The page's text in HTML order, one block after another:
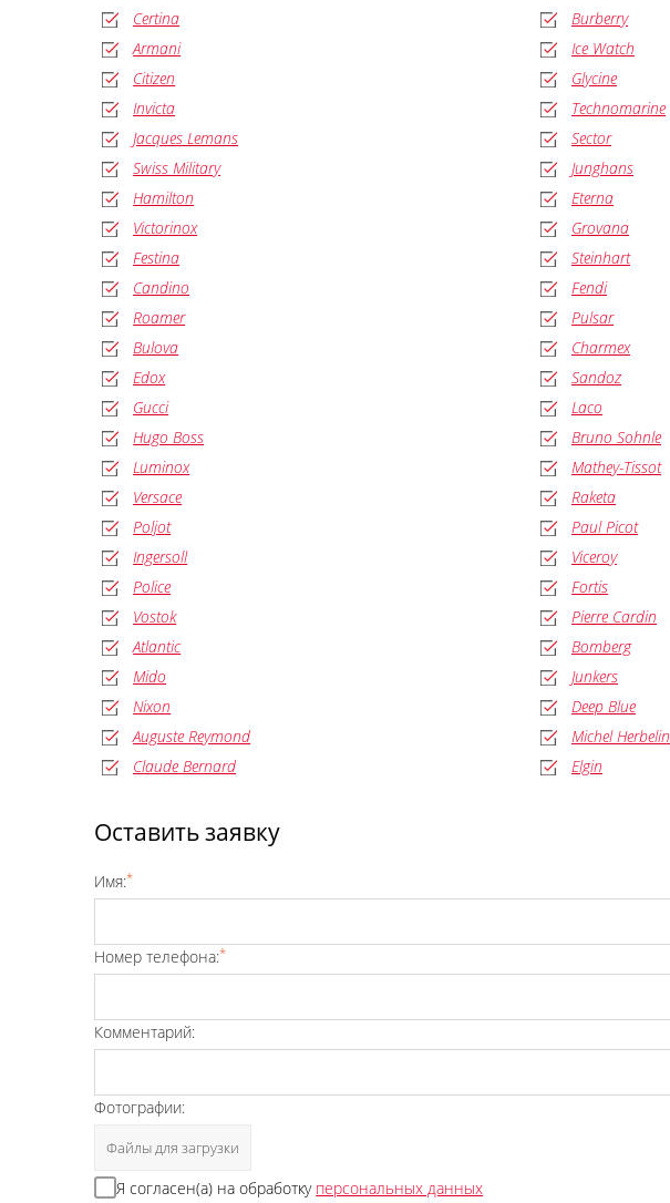
Certina
Armani
Citizen
Invicta
Jacques Lemans
Swiss Military
Hamilton
Victorinox
Festina
Candino
Roamer
Bulova
Edox
Gucci
Hugo Boss
Luminox
Versace
Poljot
Ingersoll
Police
Vostok
Atlantic
Mido
Nixon
Auguste Reymond
Claude Bernard
Burberry
Ice Watch
Glycine
Technomarine
Sector
Junghans
Eterna
Grovana
Steinhart
Fendi
Pulsar
Charmex
Sandoz
Laco
Bruno Sohnle
Mathey-Tissot
Raketa
Paul Picot
Viceroy
Fortis
Pierre Cardin
Bomberg
Junkers
Deep Blue
Michel Herbelin
Elgin
Оставить заявку
Имя:*
Номер телефона:*
Комментарий:
Фотографии:
Файлы для загрузки
Я согласен(а) на обработку персональных данных